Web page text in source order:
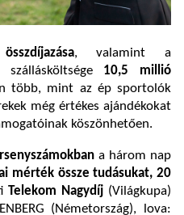
, valamint a
10,5 millió
több, mint az ép sportolók
még értékes ajándékokat
köszönhetően.
a három nap
mérték össze tudásukat, 20
Telekom Nagydíj (Világkupa)
(Németország), lova: